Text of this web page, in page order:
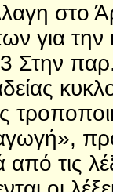
για
Στην
από τις